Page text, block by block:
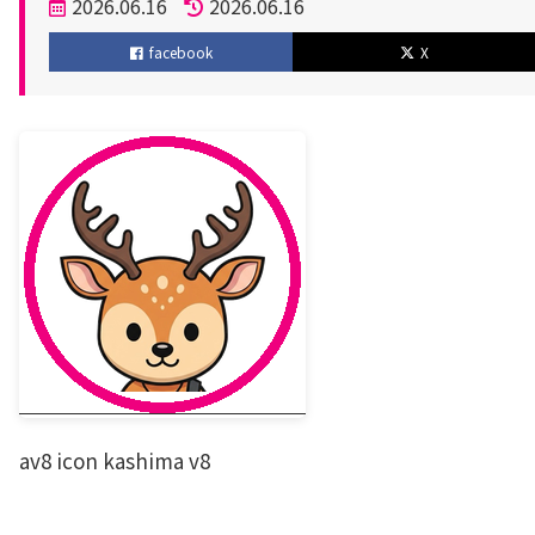
投
稿
日
2026.06.16
更
新
2026.06.16
facebook X
av8 icon kashima v8